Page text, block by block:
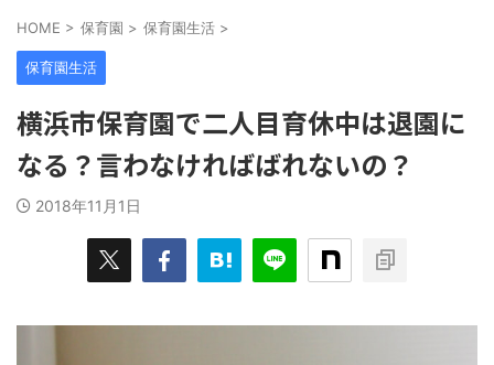
HOME > 保育園 > 保育園生活 >
保育園生活
横浜市保育園で二人目育休中は退園に
なる？言わなければばれないの？
2018年11月1日